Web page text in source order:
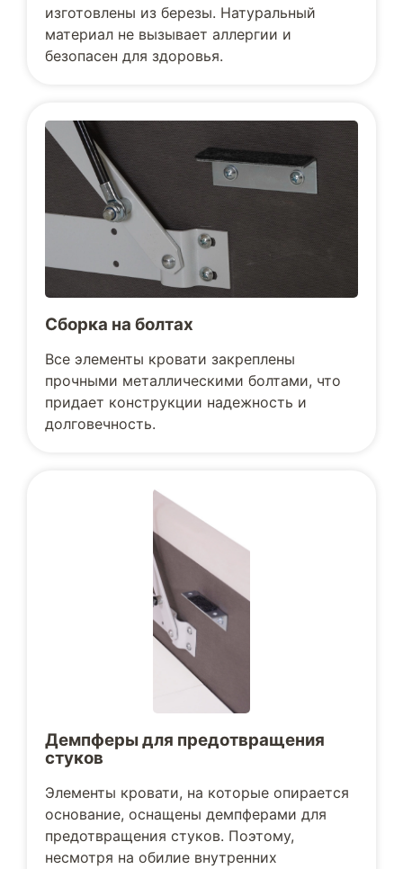
изготовлены из березы. Натуральный
материал не вызывает аллергии и
безопасен для здоровья.
Сборка на болтах
Все элементы кровати закреплены
прочными металлическими болтами, что
придает конструкции надежность и
долговечность.
Демпферы для предотвращения
стуков
Элементы кровати, на которые опирается
основание, оснащены демпферами для
предотвращения стуков. Поэтому,
несмотря на обилие внутренних